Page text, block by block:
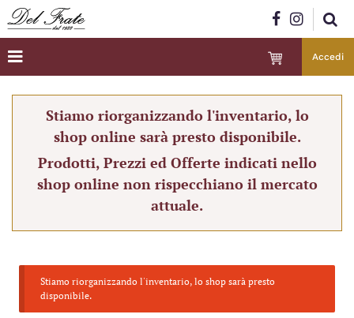
Accedi
Stiamo riorganizzando l'inventario, lo
shop online sarà presto disponibile.
Prodotti, Prezzi ed Offerte indicati nello
shop online non rispecchiano il mercato
attuale.
Stiamo riorganizzando l'inventario, lo shop sarà presto
disponibile.